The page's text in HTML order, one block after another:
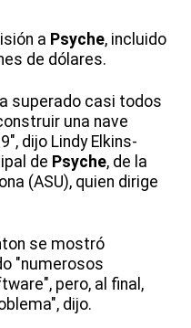
a Psyche, incluido
de dólares.
superado casi todos
una nave
dijo Lindy Elkins-
de Psyche, de la
(ASU), quien dirige
se mostró
"numerosos
pero, al final,
dijo.